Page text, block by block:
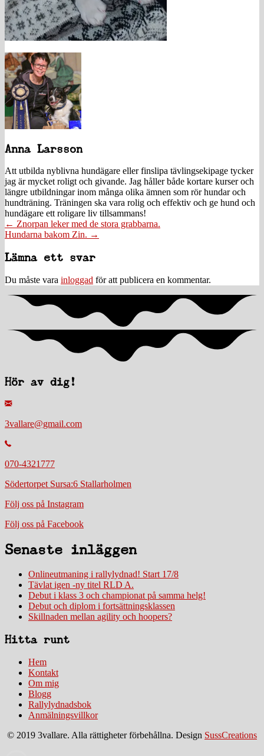
Anna Larsson
Att utbilda nyblivna hundägare eller finslipa tävlingsekipage tycker
jag är mycket roligt och givande. Jag håller både kortare kurser och
längre utbildningar inom många olika ämnen som rör hundar och
hundträning. Träningen ska vara rolig och effektiv och ge hund och
hundägare ett roligare liv tillsammans!
Posts
navigation
← Znorpan leker med de stora grabbarna.
Hundarna bakom Zin. →
Läsarkommentarer
Lämna ett svar
Du måste vara inloggad för att publicera en kommentar.
Hör av dig!
3vallare@gmail.com
070-4321777
Södertorpet Sursa:6 Stallarholmen
Följ oss på Instagram
Följ oss på Facebook
Senaste inläggen
Onlineutmaning i rallylydnad! Start 17/8
Tävlat igen -ny titel RLD A.
Debut i klass 3 och championat på samma helg!
Debut och diplom i fortsättningsklassen
Skillnaden mellan agility och hoopers?
Hitta runt
Hem
Kontakt
Om mig
Blogg
Rallylydnadsbok
Anmälningsvillkor
© 2019 3vallare. Alla rättigheter förbehållna. Design SussCreations